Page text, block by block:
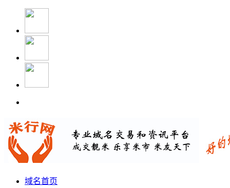
域名首页